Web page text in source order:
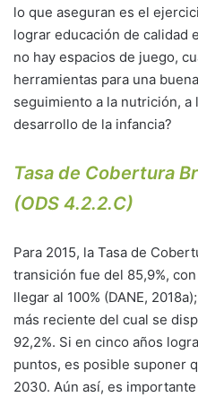
lo que aseguran es el
lograr educación de calidad
no hay espacios de juego,
herramientas para una
seguimiento a la nutrición, a
desarrollo de la infancia?
Tasa de Cobertura
(ODS 4.2.2.C)
Para 2015, la Tasa de
transición fue del 85,9%,
llegar al 100% (DANE,
más reciente del cual se
92,2%. Si en cinco años
puntos, es posible suponer
2030. Aún así, es